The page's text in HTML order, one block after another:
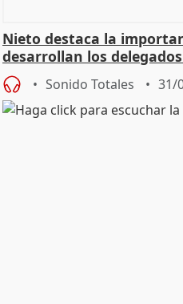
Nieto destaca la
desarrollan los
Sonido Totales 31/